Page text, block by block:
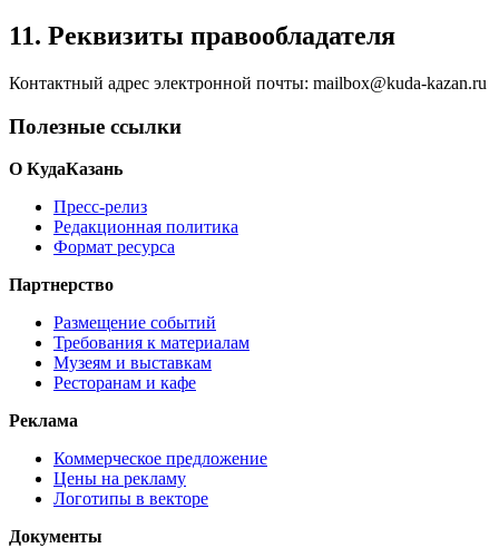
11. Реквизиты правообладателя
Контактный адрес электронной почты: mailbox@kuda-kazan.ru
Полезные ссылки
О КудаКазань
Пресс-релиз
Редакционная политика
Формат ресурса
Партнерство
Размещение событий
Требования к материалам
Музеям и выставкам
Ресторанам и кафе
Реклама
Коммерческое предложение
Цены на рекламу
Логотипы в векторе
Документы